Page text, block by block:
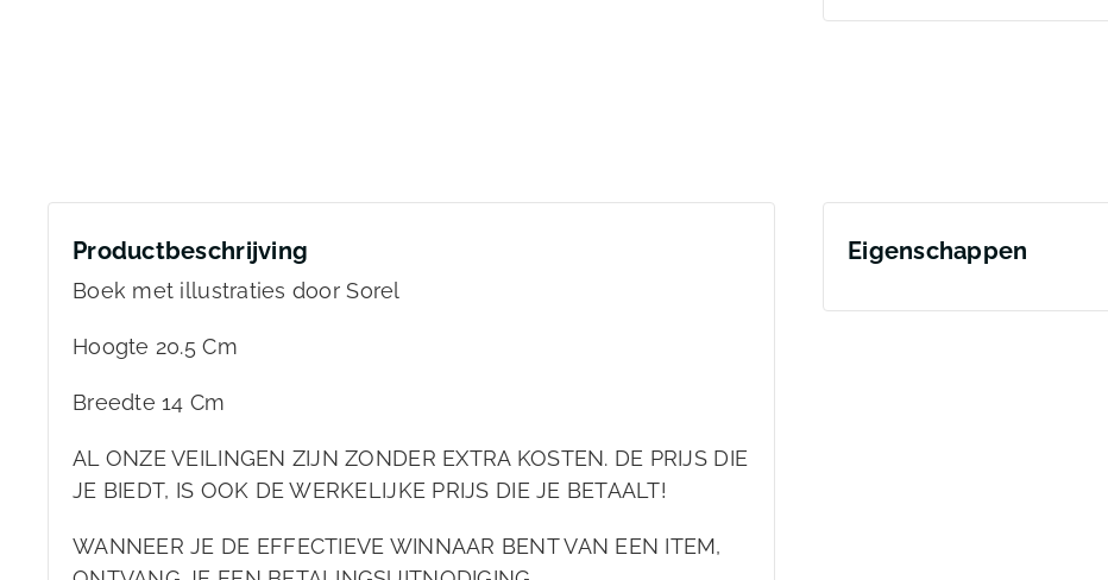
Productbeschrijving
Boek met illustraties door Sorel
Hoogte 20.5 Cm
Breedte 14 Cm
AL ONZE VEILINGEN ZIJN ZONDER EXTRA KOSTEN. DE PRIJS DIE
JE BIEDT, IS OOK DE WERKELIJKE PRIJS DIE JE BETAALT!
WANNEER JE DE EFFECTIEVE WINNAAR BENT VAN EEN ITEM,
Eigenschappen